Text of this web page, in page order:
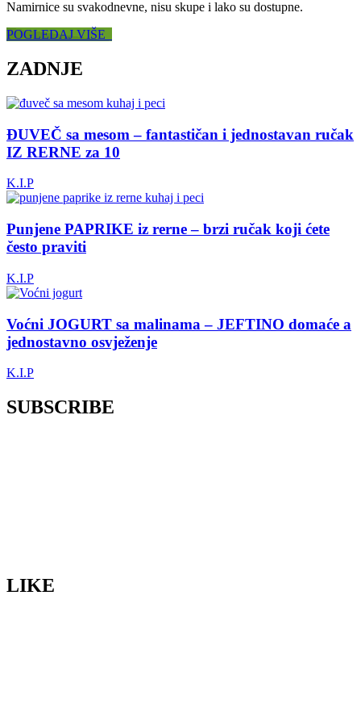
Namirnice su svakodnevne, nisu skupe i lako su dostupne.
POGLEDAJ VIŠE
ZADNJE
ĐUVEČ sa mesom – fantastičan i jednostavan ručak
IZ RERNE za 10
K.I.P
Punjene PAPRIKE iz rerne – brzi ručak koji ćete
često praviti
K.I.P
Voćni JOGURT sa malinama – JEFTINO domaće a
jednostavno osvježenje
K.I.P
SUBSCRIBE
LIKE